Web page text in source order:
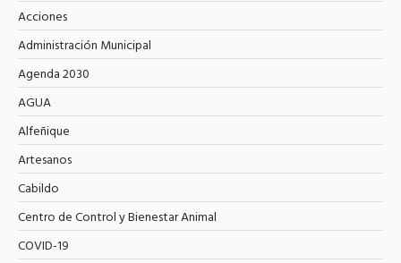
Acciones
Administración Municipal
Agenda 2030
AGUA
Alfeñique
Artesanos
Cabildo
Centro de Control y Bienestar Animal
COVID-19